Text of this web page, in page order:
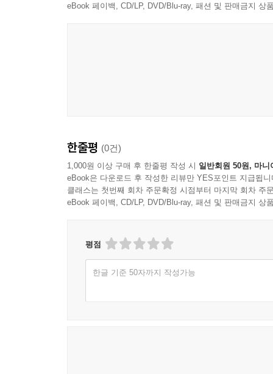
익혀두고 있었던 것이다.
eBook 페이백, CD/LP, DVD/Blu-ray, 패션 및 판매금지 상
한줄평 (0건)
1,000원 이상 구매 후 한줄평 작성 시 일반회원 50원, 마니
eBook은 다운로드 후 작성한 리뷰만 YES포인트 지급됩니
클래스는 첫번째 회차 주문확정 시점부터 마지막 회차 주
eBook 페이백, CD/LP, DVD/Blu-ray, 패션 및 판매금지 상
평점
한글 기준 50자까지 작성가능